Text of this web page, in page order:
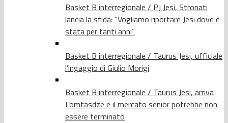
Basket B interregionale / PJ Jesi, Stronati
lancia la sfida: “Vogliamo riportare Jesi dove è
stata per tanti anni”
Basket B interregionale / Taurus Jesi, ufficiale
l’ingaggio di Giulio Morigi
Basket B interregionale / Taurus Jesi, arriva
Lomtasdze e il mercato senior potrebbe non
essere terminato